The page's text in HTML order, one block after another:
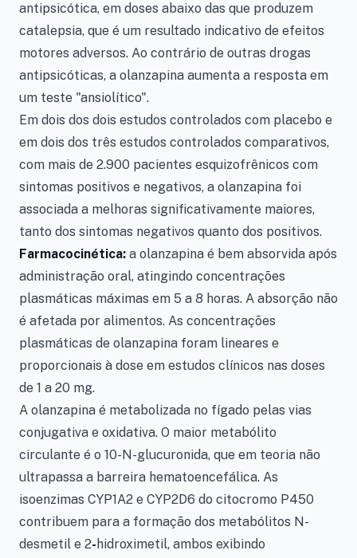
antipsicótica, em doses abaixo das que produzem
catalepsia, que é um resultado indicativo de efeitos
motores adversos. Ao contrário de outras drogas
antipsicóticas, a olanzapina aumenta a resposta em
um teste "ansiolítico".
Em dois dos dois estudos controlados com placebo e
em dois dos três estudos controlados comparativos,
com mais de 2.900 pacientes esquizofrênicos com
sintomas positivos e negativos, a olanzapina foi
associada a melhoras significativamente maiores,
tanto dos sintomas negativos quanto dos positivos.
Farmacocinética: a olanzapina é bem absorvida após
administração oral, atingindo concentrações
plasmáticas máximas em 5 a 8 horas. A absorção não
é afetada por alimentos. As concentrações
plasmáticas de olanzapina foram lineares e
proporcionais à dose em estudos clínicos nas doses
de 1 a 20 mg.
A olanzapina é metabolizada no fígado pelas vias
conjugativa e oxidativa. O maior metabólito
circulante é o 10-N-glucuronida, que em teoria não
ultrapassa a barreira hematoencefálica. As
isoenzimas CYP1A2 e CYP2D6 do citocromo P450
contribuem para a formação dos metabólitos N-
desmetil e 2- hidroximetil, ambos exibindo